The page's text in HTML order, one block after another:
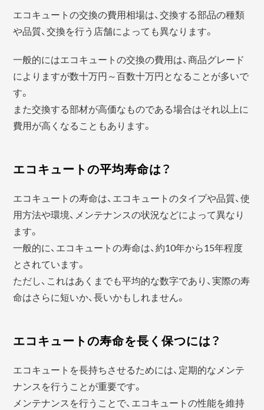
エコキュートの交換の費用相場は、交換する部品の種類
や品質、交換を行う店舗によっても異なります。
一般的にはエコキュートの交換の費用は、商品グレード
によりますが数十万円～百数十万円となることが多いで
す。
また交換する部材が高価なものである場合はそれ以上に
費用が高くなることもあります。
エコキュートの平均寿命は？
エコキュートの寿命は、エコキュートのタイプや品質、使
用方法や環境、メンテナンスの状況などによって異なり
ます。
一般的に、エコキュートの寿命は、約10年から15年程度
とされています。
ただし、これはあくまでも平均的な数字であり、実際の寿
命はさらに短いか、長いかもしれません。
エコキュートの寿命を長く保つには？
エコキュートを長持ちさせるためには、定期的なメンテ
ナンスを行うことが重要です。
メンテナンスを行うことで、エコキュートの性能を維持